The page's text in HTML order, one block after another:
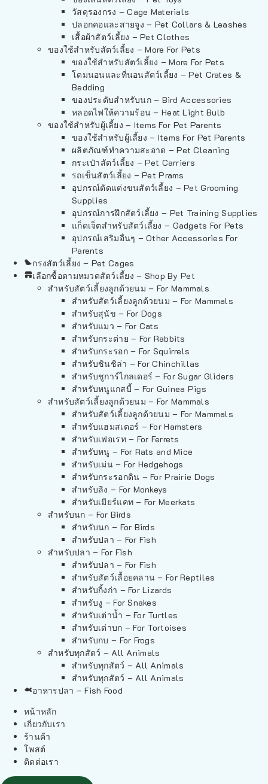
วัสดุรองกรง – Cage Materials
ปลอกคอและสายจูง – Pet Collars & Leashes
เสื้อผ้าสัตว์เลี้ยง – Pet Clothes
ของใช้สำหรับสัตว์เลี้ยง – More For Pets
ของใช้สำหรับสัตว์เลี้ยง – More For Pets
โดมนอนและที่นอนสัตว์เลี้ยง – Pet Crates &
Bedding
ของประดับสำหรับนก – Bird Accessories
หลอดไฟให้ความร้อน – Heat Light Bulb
ของใช้สำหรับผู้เลี้ยง – Items For Pet Parents
ของใช้สำหรับผู้เลี้ยง – Items For Pet Parents
ผลิตภัณฑ์ทำความสะอาด – Pet Cleaning
กระเป๋าสัตว์เลี้ยง – Pet Carriers
รถเข็นสัตว์เลี้ยง – Pet Prams
อุปกรณ์ตัดแต่งขนสัตว์เลี้ยง – Pet Grooming
Supplies
อุปกรณ์การฝึกสัตว์เลี้ยง – Pet Training Supplies
แก็ดเจ็ตสำหรับสัตว์เลี้ยง – Gadgets For Pets
อุปกรณ์เสริมอื่นๆ – Other Accessories For
Parents
กรงสัตว์เลี้ยง – Pet Cages
เลือกซื้อตามหมวดสัตว์เลี้ยง – Shop By Pet
สำหรับสัตว์เลี้ยงลูกด้วยนม – For Mammals
สำหรับสัตว์เลี้ยงลูกด้วยนม – For Mammals
สำหรับสุนัข – For Dogs
สำหรับแมว – For Cats
สำหรับกระต่าย – For Rabbits
สำหรับกระรอก – For Squirrels
สำหรับชินชิล่า – For Chinchillas
สำหรับชูการ์ไกลเดอร์ – For Sugar Gliders
สำหรับหนูแกสบี้ – For Guinea Pigs
สำหรับสัตว์เลี้ยงลูกด้วยนม – For Mammals
สำหรับสัตว์เลี้ยงลูกด้วยนม – For Mammals
สำหรับแฮมสเตอร์ – For Hamsters
สำหรับเฟอเรท – For Ferrets
สำหรับหนู – For Rats and Mice
สำหรับเม่น – For Hedgehogs
สำหรับกระรอกดิน – For Prairie Dogs
สำหรับลิง – For Monkeys
สำหรับเมียร์แคท – For Meerkats
สำหรับนก – For Birds
สำหรับนก – For Birds
สำหรับปลา – For Fish
สำหรับปลา – For Fish
สำหรับปลา – For Fish
สำหรับสัตว์เลื้อยคลาน – For Reptiles
สำหรับกิ้งก่า – For Lizards
สำหรับงู – For Snakes
สำหรับเต่าน้ำ – For Turtles
สำหรับเต่าบก – For Tortoises
สำหรับกบ – For Frogs
สำหรับทุกสัตว์ – All Animals
สำหรับทุกสัตว์ – All Animals
สำหรับทุกสัตว์ – All Animals
อาหารปลา – Fish Food
หน้าหลัก
เกี่ยวกับเรา
ร้านค้า
โพสต์
ติดต่อเรา